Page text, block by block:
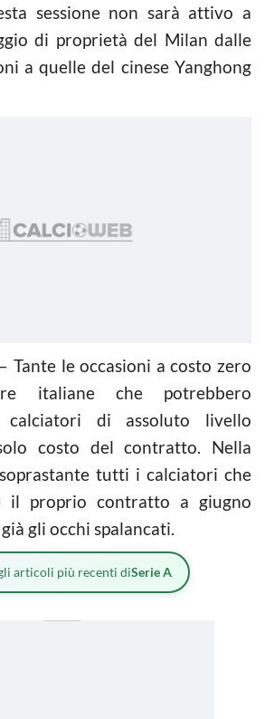
sessione non sarà attivo a
di proprietà del Milan dalle
a quelle del cinese Yanghong
Tante le occasioni a costo zero
italiane che potrebbero
calciatori di assoluto livello
costo del contratto. Nella
soprastante tutti i calciatori che
il proprio contratto a giugno
gli occhi spalancati.
articoli più recenti diSerie A